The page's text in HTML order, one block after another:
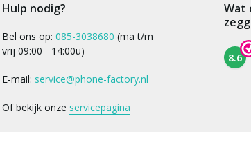
Hulp nodig?
Bel ons op: 085-3038680 (ma t/m
vrij 09:00 - 14:00u)
E-mail: service@phone-factory.nl
Of bekijk onze servicepagina
Wat
8.6